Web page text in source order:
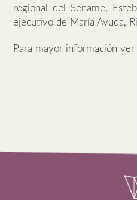
regional del Sename,
ejecutivo de María Ayuda,
Para mayor información